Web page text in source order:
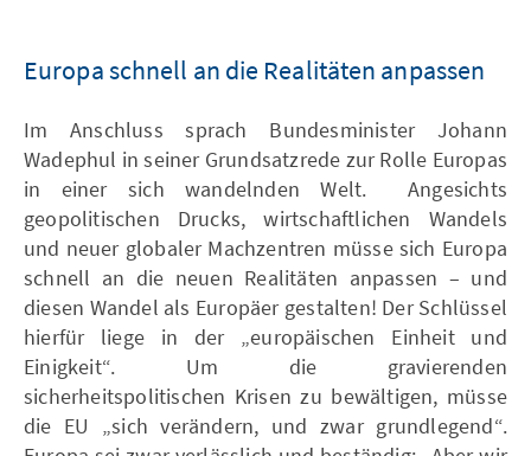
Europa schnell an die Realitäten anpassen
Im Anschluss sprach Bundesminister Johann
Wadephul in seiner Grundsatzrede zur Rolle Europas
in einer sich wandelnden Welt. Angesichts
geopolitischen Drucks, wirtschaftlichen Wandels
und neuer globaler Machzentren müsse sich Europa
schnell an die neuen Realitäten anpassen – und
diesen Wandel als Europäer gestalten! Der Schlüssel
hierfür liege in der „europäischen Einheit und
Einigkeit“. Um die gravierenden
sicherheitspolitischen Krisen zu bewältigen, müsse
die EU „sich verändern, und zwar grundlegend“.